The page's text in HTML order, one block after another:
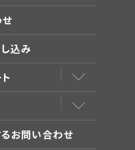
込み
お問い合わせ